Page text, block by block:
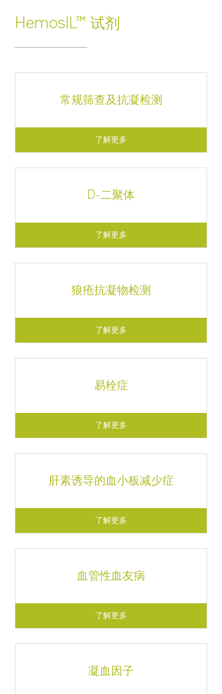
HemosIL™ 试剂
常规筛查及抗凝检测
了解更多
D-二聚体
了解更多
狼疮抗凝物检测
了解更多
易栓症
了解更多
肝素诱导的血小板减少症
了解更多
血管性血友病
了解更多
凝血因子